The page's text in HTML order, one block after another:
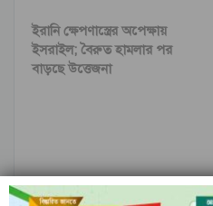
ইরানি ক্ষেপণাস্ত্রের অপেক্ষায়
ইসরাইল; বৈরুত হামলার পর
বাড়ছে উত্তেজনা